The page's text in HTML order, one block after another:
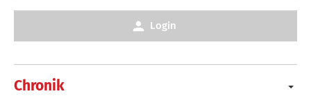
Chronik
Login